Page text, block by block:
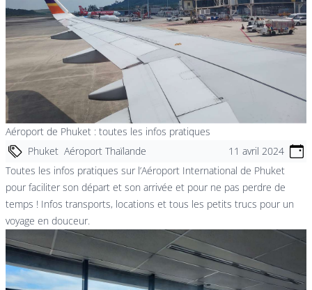
Aéroport de Phuket : toutes les infos pratiques
Phuket Aéroport Thaïlande
11 avril 2024
Toutes les infos pratiques sur l’Aéroport International de Phuket
pour faciliter son départ et son arrivée et pour ne pas perdre de
temps ! Infos transports, locations et tous les petits trucs pour un
voyage en douceur.